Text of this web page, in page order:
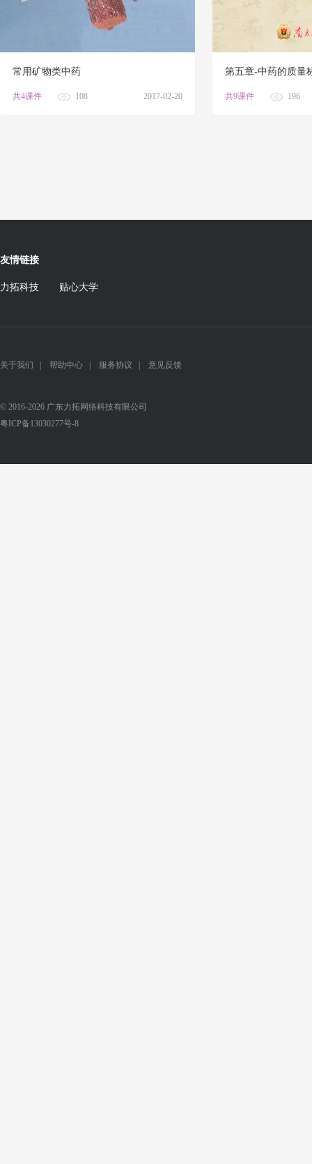
常用矿物类中药
共4课件 108 2017-02-20
第五章-中药的质量
共9课件 196
友情链接
力拓科技 贴心大学
关于我们 帮助中心 服务协议 意见反馈
© 2016-2026 广东力拓网络科技有限公司
粤ICP备13030277号-8